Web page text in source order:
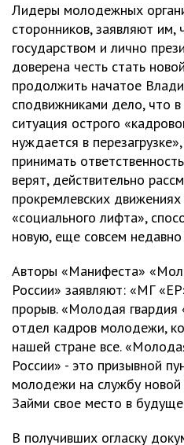
Лидеры молодежных
сторонников, заявляют им,
государством и лично
доверена честь стать
продолжить начатое
сподвижниками дело, что
ситуация острого
нуждается в
принимать
верят, действительно
прокремлевских
«социального лифта»,
новую, еще совсем
Авторы «Манифеста»
России» заявляют: «МГ
прорыв. «Молодая гвардия
отдел кадров молодежи,
нашей стране все.
России» - это призывной
молодежи на службу
Займи свое место в
В получивших огласку